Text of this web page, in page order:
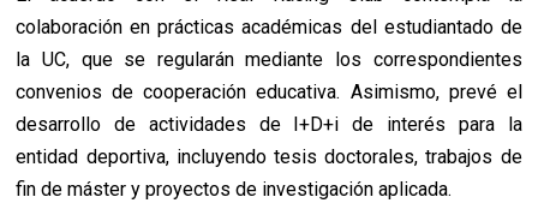
colaboración en prácticas académicas del estudiantado de
la UC, que se regularán mediante los correspondientes
convenios de cooperación educativa. Asimismo, prevé el
desarrollo de actividades de I+D+i de interés para la
entidad deportiva, incluyendo tesis doctorales, trabajos de
fin de máster y proyectos de investigación aplicada.